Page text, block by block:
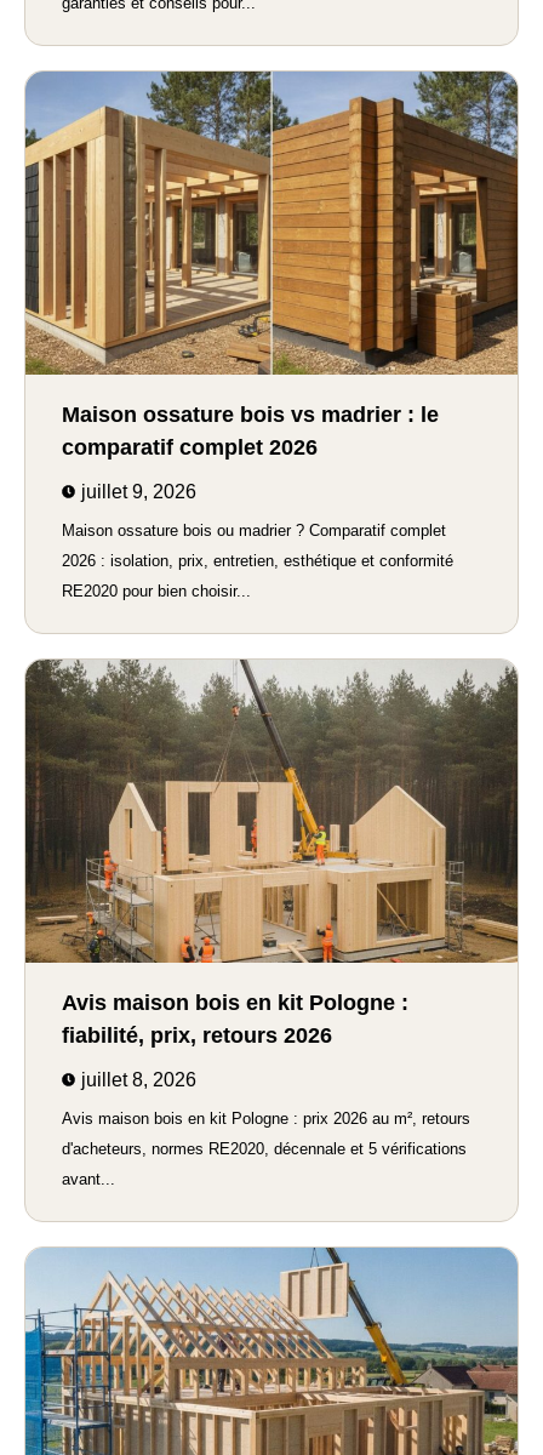
Maison ossature bois vs madrier : le
comparatif complet 2026
juillet 9, 2026
Maison ossature bois ou madrier ? Comparatif complet
2026 : isolation, prix, entretien, esthétique et conformité
RE2020 pour bien choisir...
Avis maison bois en kit Pologne :
fiabilité, prix, retours 2026
juillet 8, 2026
Avis maison bois en kit Pologne : prix 2026 au m², retours
d'acheteurs, normes RE2020, décennale et 5 vérifications
avant...